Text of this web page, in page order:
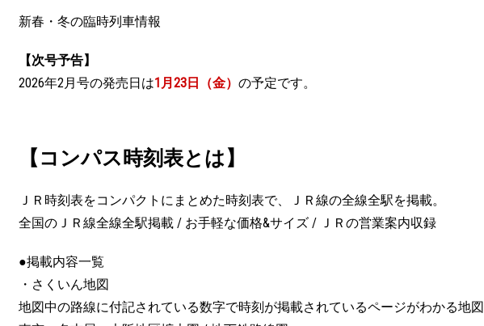
新春・冬の臨時列車情報
【次号予告】
2026年2月号の発売日は1月23日（金） の予定です。
【コンパス時刻表とは】
ＪＲ時刻表をコンパクトにまとめた時刻表で、ＪＲ線の全線全駅を掲載。
全国のＪＲ線全線全駅掲載 / お手軽な価格&サイズ / ＪＲの営業案内収録
●掲載内容一覧
・さくいん地図
地図中の路線に付記されている数字で時刻が掲載されているページがわかる地図